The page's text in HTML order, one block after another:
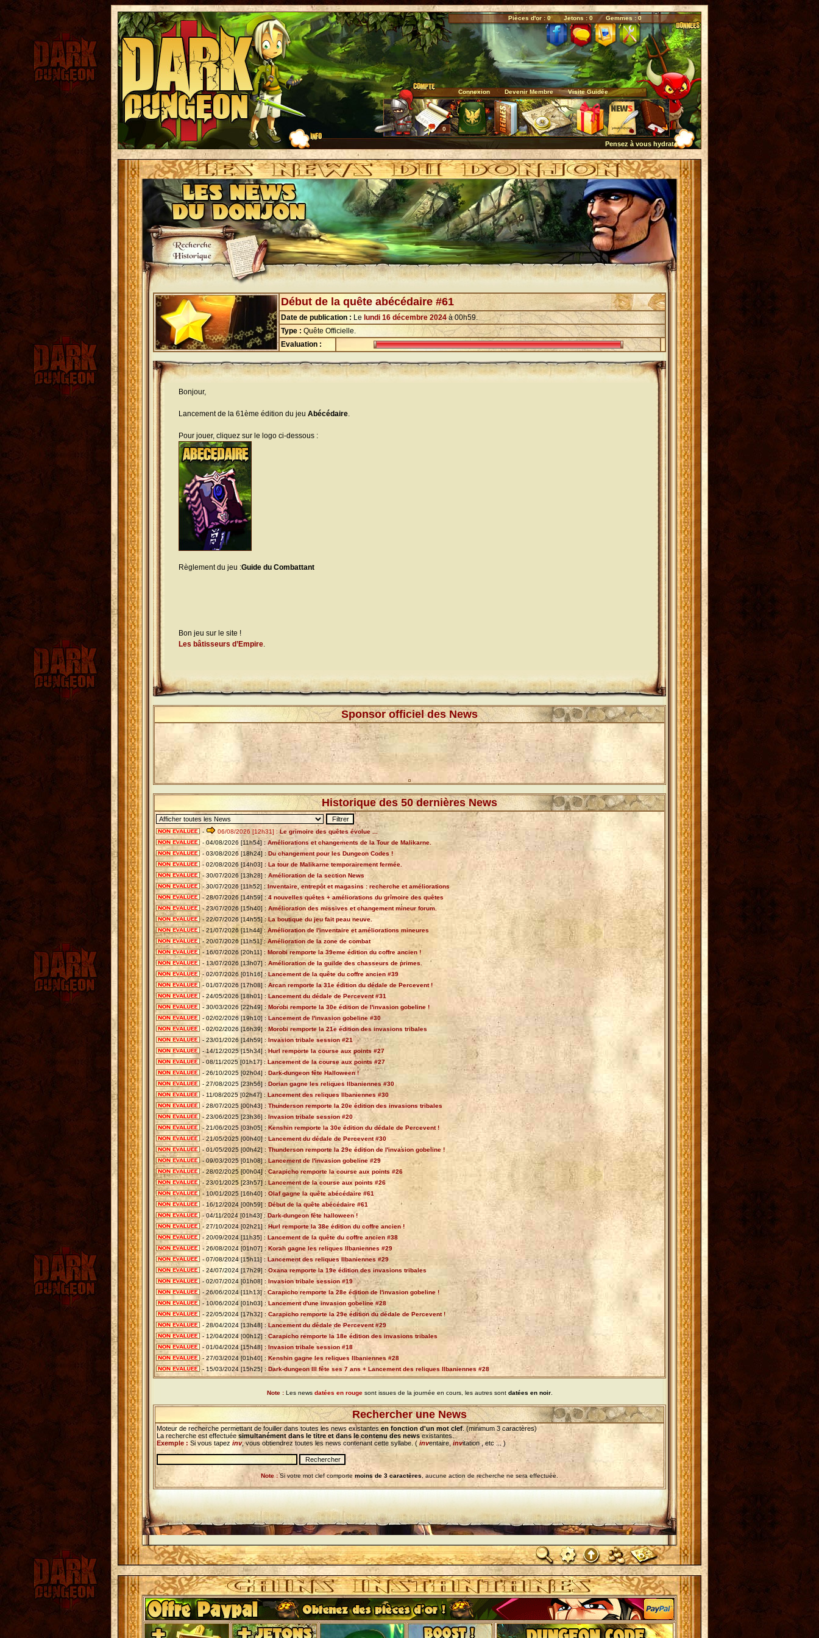
Pièces d'or : 0 Jetons : 0 Gemmes : 0
Connexion Devenir Membre Visite Guidée
0
Pensez à vous hydrater quotidiennement...
Début de la quête abécédaire #61
Date de publication : Le lundi 16 décembre 2024à 00h59.
Type : Quête Officielle.
Evaluation :
Bonjour,
Lancement de la 61ème édition du jeu Abécédaire.
Pour jouer, cliquez sur le logo ci-dessous :
Règlement du jeu :Guide du Combattant
Bon jeu sur le site !
Les bâtisseurs d’Empire.
Sponsor officiel des News
Historique des 50 dernières News
- 06/08/2026 [12h31] : Le grimoire des quêtes évolue ...
- 04/08/2026 [11h54] : Améliorations et changements de la Tour de Malikarne.
- 03/08/2026 [18h24] : Du changement pour les Dungeon Codes !
- 02/08/2026 [14h03] : La tour de Malikarne temporairement fermée.
- 30/07/2026 [13h28] : Amélioration de la section News
- 30/07/2026 [11h52] :Inventaire, entrepôt et magasins : recherche et améliorations
- 28/07/2026 [14h59] :4 nouvelles quêtes + améliorations du grîmoire des quêtes
- 23/07/2026 [15h40] : Amélioration des missives et changement mineur forum.
- 22/07/2026 [14h55] :La boutique du jeu fait peau neuve.
- 21/07/2026 [11h44] :Amélioration de l'inventaire et améliorations mineures
- 20/07/2026 [11h51] :Amélioration de la zone de combat
- 16/07/2026 [20h11] : Morobi remporte la 39eme édition du coffre ancien !
- 13/07/2026 [13h07] : Amélioration de la guilde des chasseurs de primes.
- 02/07/2026 [01h16] :Lancement de la quête du coffre ancien #39
- 01/07/2026 [17h08] : Arcan remporte la 31e édition du dédale de Percevent !
- 24/05/2026 [18h01] : Lancement du dédale de Percevent #31
- 30/03/2026 [22h49] : Morobi remporte la 30e édition de l'invasion gobeline !
- 02/02/2026 [19h10] :Lancement de l'invasion gobeline #30
- 02/02/2026 [16h39] :Morobi remporte la 21e édition des invasions tribales
- 23/01/2026 [14h59] : Invasion tribale session #21
- 14/12/2025 [15h34] : Hurl remporte la course aux points #27
- 08/11/2025 [01h17] :Lancement de la course aux points #27
- 26/10/2025 [02h04] : Dark-dungeon fête Halloween !
- 27/08/2025 [23h56] : Dorian gagne les reliques Ilbaniennes #30
- 11/08/2025 [02h47] : Lancement des reliques Ilbaniennes #30
- 28/07/2025 [00h43] : Thunderson remporte la 20e édition des invasions tribales
- 23/06/2025 [23h36] : Invasion tribale session #20
- 21/06/2025 [03h05] :Kenshin remporte la 30e édition du dédale de Percevent !
- 21/05/2025 [00h40] :Lancement du dédale de Percevent #30
- 01/05/2025 [00h42] : Thunderson remporte la 29e édition de l'invasion gobeline !
- 09/03/2025 [01h08] :Lancement de l'invasion gobeline #29
- 28/02/2025 [00h04] :Carapicho remporte la course aux points #26
- 23/01/2025 [23h57] :Lancement de la course aux points #26
- 10/01/2025 [16h40] : Olaf gagne la quête abécédaire #61
- 16/12/2024 [00h59] : Début de la quête abécédaire #61
- 04/11/2024 [01h43] :Dark-dungeon fête halloween !
- 27/10/2024 [02h21] :Hurl remporte la 38e édition du coffre ancien !
- 20/09/2024 [11h35] : Lancement de la quête du coffre ancien #38
- 26/08/2024 [01h07] : Korah gagne les reliques Ilbaniennes #29
- 07/08/2024 [15h11] :Lancement des reliques Ilbaniennes #29
- 24/07/2024 [17h29] :Oxana remporte la 19e édition des invasions tribales
- 02/07/2024 [01h08] : Invasion tribale session #19
- 26/06/2024 [11h13] :Carapicho remporte la 28e édition de l'invasion gobeline !
- 10/06/2024 [01h03] :Lancement d'une invasion gobeline #28
- 22/05/2024 [17h32] : Carapicho remporte la 29e édition du dédale de Percevent !
- 28/04/2024 [13h48] : Lancement du dédale de Percevent #29
- 12/04/2024 [00h12] : Carapicho remporte la 18e édition des invasions tribales
- 01/04/2024 [15h48] : Invasion tribale session #18
- 27/03/2024 [01h40] : Kenshin gagne les reliques Ilbaniennes #28
- 15/03/2024 [15h25] :Dark-dungeon III fête ses 7 ans + Lancement des reliques Ilbaniennes #28
Note :Les news datées en rougesont issues de la journée en cours, les autres sont datées en noir.
Rechercher une News
Moteur de recherche permettant de fouiller dans toutes les news existantesen fonction d'un mot clef. (minimum 3 caractères)
La recherche est effectuée simultanément dans le titre et dans le contenu des news existantes.
Exemple : Si vous tapez inv, vous obtiendrez toutes les news contenant cette syllabe. ( inventaire, invitation , etc ... )
Note :Si votre mot clef comporte moins de 3 caractères , aucune action de recherche ne sera effectuée.